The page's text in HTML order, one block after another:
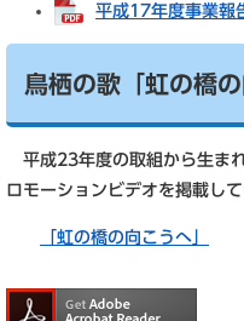
平成17年度事業報
鳥栖の歌「虹の橋の
平成23年度の取組から生ま
ロモーションビデオを掲載して
「虹の橋の向こうへ」